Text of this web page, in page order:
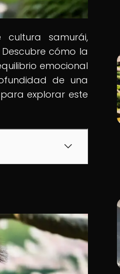
samurái,
cómo la
emocional
de una
explorar este